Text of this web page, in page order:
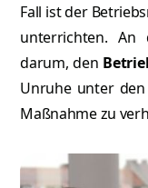
Fall ist der
unterrichten. An
darum, den
Unruhe unter
Maßnahme zu